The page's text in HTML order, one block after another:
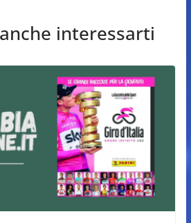
interessarti